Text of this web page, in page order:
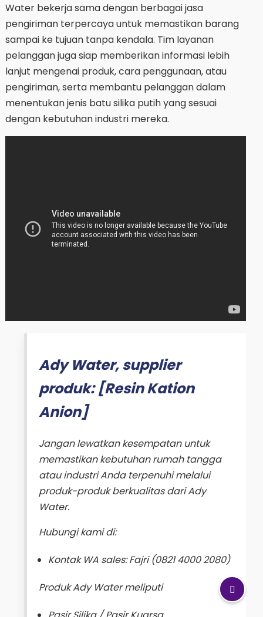
Water bekerja sama dengan berbagai jasa
pengiriman terpercaya untuk memastikan barang
sampai ke tujuan tanpa kendala. Tim layanan
pelanggan juga siap memberikan informasi lebih
lanjut mengenai produk, cara penggunaan, atau
pengiriman, serta membantu pelanggan dalam
menentukan jenis batu silika putih yang sesuai
dengan kebutuhan industri mereka.
Ady Water, supplier
produk: [Resin Kation
Anion]
Jangan lewatkan kesempatan untuk
memastikan kebutuhan rumah tangga
atau industri Anda terpenuhi melalui
produk-produk berkualitas dari Ady
Water.
Hubungi kami di:
Kontak WA sales: Fajri (0821 4000 2080)
Produk Ady Water meliputi